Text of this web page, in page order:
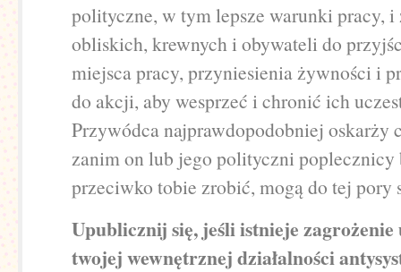
polityczne, w tym lepsze warunki pracy, i
obliskich, krewnych i obywateli do
miejsca pracy, przyniesienia żywności i
do akcji, aby wesprzeć i chronić ich
Przywódca najprawdopodobniej oskarży
zanim on lub jego polityczni poplecznicy
przeciwko tobie zrobić, mogą do tej pory
Upublicznij się, jeśli istnieje
twojej wewnętrznej działalności